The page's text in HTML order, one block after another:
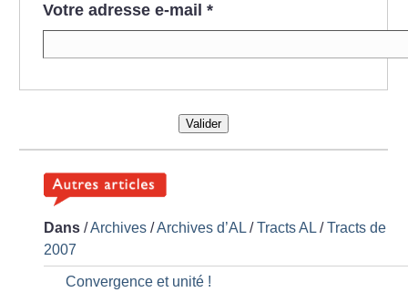
Votre adresse e-mail *
Valider
Dans /Archives /Archives d’AL /Tracts AL /Tracts de
2007
Convergence et unité !